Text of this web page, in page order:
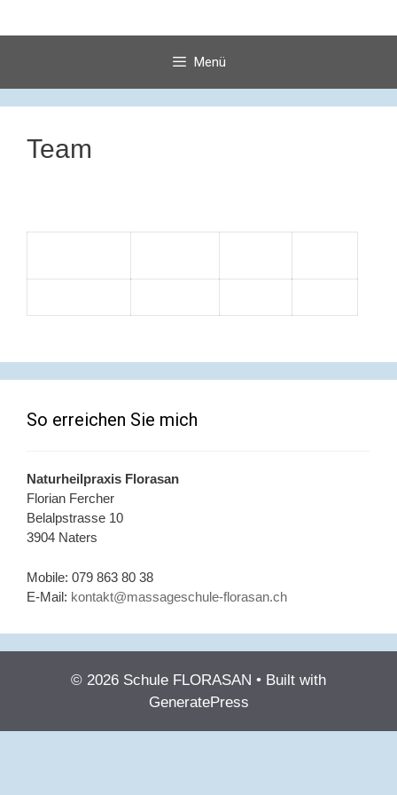
Menü
Team
So erreichen Sie mich
Naturheilpraxis Florasan
Florian Fercher
Belalpstrasse 10
3904 Naters
Mobile: 079 863 80 38
E-Mail: kontakt@massageschule-florasan.ch
© 2026 Schule FLORASAN • Built with
GeneratePress